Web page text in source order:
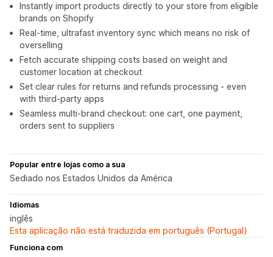
Instantly import products directly to your store from eligible
brands on Shopify
Real-time, ultrafast inventory sync which means no risk of
overselling
Fetch accurate shipping costs based on weight and
customer location at checkout
Set clear rules for returns and refunds processing - even
with third-party apps
Seamless multi-brand checkout: one cart, one payment,
orders sent to suppliers
Popular entre lojas como a sua
Sediado nos Estados Unidos da América
Idiomas
inglês
Esta aplicação não está traduzida em português (Portugal)
Funciona com